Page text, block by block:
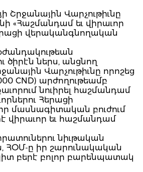
Շրջանային Վարչութիւնը
«Հաշմանդամ եւ վիրաւոր
վերականգնողական
ներս, անցնող
Վարչութիւնը որոշեց
CND) արժողութեամբ
նուիրել հաշմանդամ
Հերացի
մասնագիտական բուժում
եւ հաշմանդամ
նիւթական
ՀՕՄ-ը իր շարունակական
բերէ բոլոր բարենպատակ